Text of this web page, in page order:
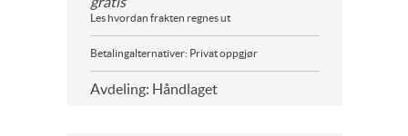
Les hvordan frakten regnes ut
Betalingalternativer: Privat oppgjør
Avdeling: Håndlaget